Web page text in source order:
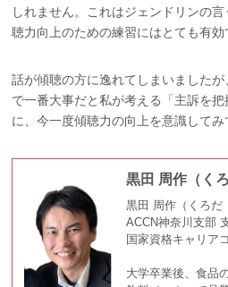
しれません。これはジェンドリンの
聴力向上のための練習にはとても有効
話が傾聴の方に逸れてしまいました
で一番大事だと私が考える「主訴を
に、今一度傾聴力の向上を意識してみ
黒田 周作（く
黒田 周作（くろだ
ACCN神奈川支部
国家資格キャリア
大学卒業後、食品